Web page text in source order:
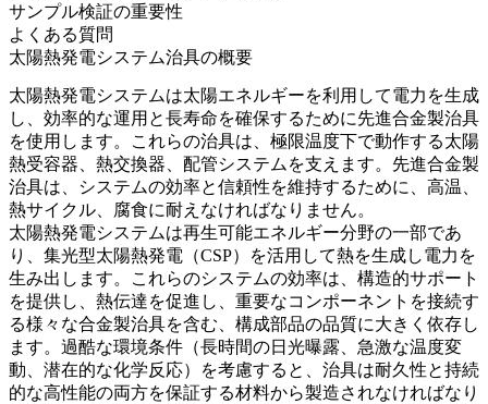
サンプル検証の重要性
よくある質問
太陽熱発電システム治具の概要
太陽熱発電システムは太陽エネルギーを利用して電力を生成
し、効率的な運用と長寿命を確保するために先進合金製治具
を使用します。これらの治具は、極限温度下で動作する太陽
熱受容器 、熱交換器、配管システムを支えます。先進合金製
治具は、システムの効率と信頼性を維持するために、高温、
熱サイクル、腐食に耐えなければなりません。
太陽熱発電システムは再生可能エネルギー分野の一部であ
り、 集光型太陽熱発電（CSP）
を活用して熱を生成し電力を
生み出します。これらのシステムの効率は、構造的サポート
を提供し、熱伝達を促進し、重要なコンポーネントを接続す
る様々な合金製治具を含む、構成部品の品質に大きく依存し
ます。過酷な環境条件（長時間の日光曝露、急激な温度変
動、潜在的な化学反応）を考慮すると、治具は耐久性と持続
的な高性能の両方を保証する材料から製造されなければなり